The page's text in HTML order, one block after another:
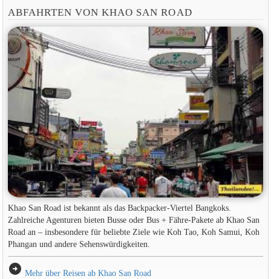
ABFAHRTEN VON KHAO SAN ROAD
Khao San Road ist bekannt als das Backpacker-Viertel Bangkoks.
Zahlreiche Agenturen bieten Busse oder Bus + Fähre-Pakete ab Khao San
Road an – insbesondere für beliebte Ziele wie Koh Tao, Koh Samui, Koh
Phangan und andere Sehenswürdigkeiten.
arrow_circle_right Mehr über Reisen ab Khao San Road